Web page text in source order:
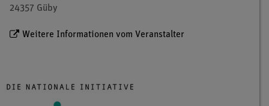
24357 Güby
Weitere Informationen vom Veranstalter